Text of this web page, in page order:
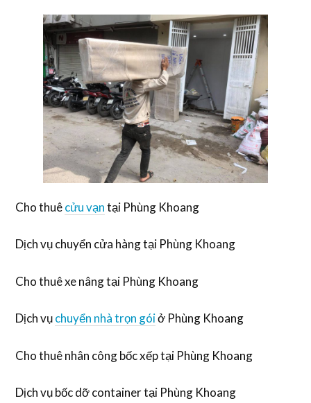
Cho thuêcửu vạntại Phùng Khoang
Dịch vụ chuyển cửa hàng tại Phùng Khoang
Cho thuê xe nâng tại Phùng Khoang
Dịch vụchuyển nhà trọn góiở Phùng Khoang
Cho thuê nhân công bốc xếp tại Phùng Khoang
Dịch vụ bốc dỡ container tại Phùng Khoang